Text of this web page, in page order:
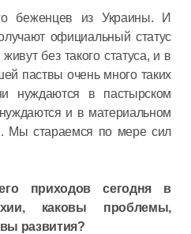
беженцев из Украины. И
официальный статус
без такого статуса, и в
паствы очень много таких
нуждаются в пастырском
и в материальном
Мы стараемся по мере сил
приходов сегодня в
каковы проблемы,
развития?